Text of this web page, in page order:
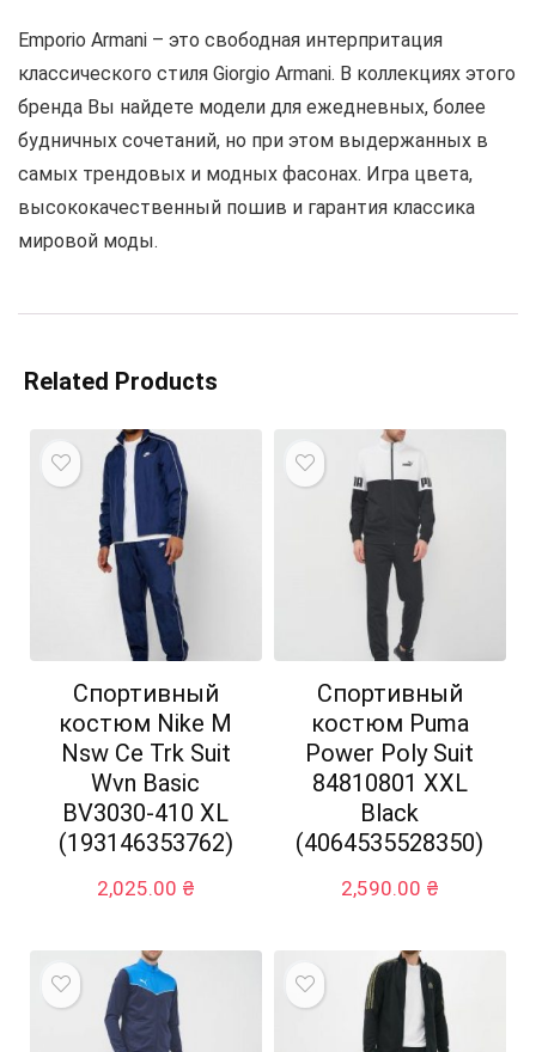
Emporio Armani – это свободная интерпритация
классического стиля Giorgio Armani. В коллекциях этого
бренда Вы найдете модели для ежедневных, более
будничных сочетаний, но при этом выдержанных в
самых трендовых и модных фасонах. Игра цвета,
высококачественный пошив и гарантия классика
мировой моды.
Related Products
Спортивный
костюм Nike M
Nsw Ce Trk Suit
Wvn Basic
BV3030-410 XL
(193146353762)
2,025.00 ₴
Спортивный
костюм Puma
Power Poly Suit
84810801 XXL
Black
(4064535528350)
2,590.00 ₴